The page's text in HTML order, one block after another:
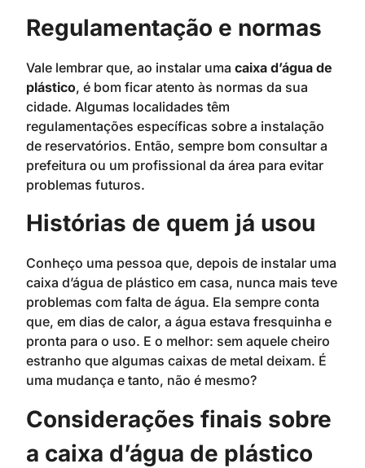
Regulamentação e normas
Vale lembrar que, ao instalar uma caixa d’água de
plástico, é bom ficar atento às normas da sua
cidade. Algumas localidades têm
regulamentações específicas sobre a instalação
de reservatórios. Então, sempre bom consultar a
prefeitura ou um profissional da área para evitar
problemas futuros.
Histórias de quem já usou
Conheço uma pessoa que, depois de instalar uma
caixa d’água de plástico em casa, nunca mais teve
problemas com falta de água. Ela sempre conta
que, em dias de calor, a água estava fresquinha e
pronta para o uso. E o melhor: sem aquele cheiro
estranho que algumas caixas de metal deixam. É
uma mudança e tanto, não é mesmo?
Considerações finais sobre
a caixa d’água de plástico